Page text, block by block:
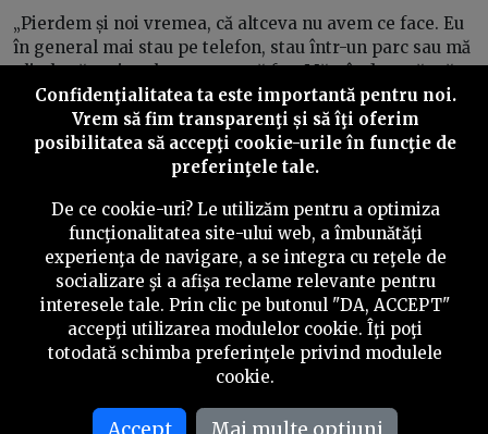
„Pierdem și noi vremea, că altceva nu avem ce face. Eu
în general mai stau pe telefon, stau într-un parc sau mă
plimb, că mai mult nu am ce să fac. Mă gândesc să mă
apuc de sală, ca să îmi mai ocup timpul”, îmi spune
Monica, o tânără care visează să studieze la București. I-
ar plăcea să meargă la Facultatea de Drept sau la
Confidenţialitatea ta este importantă pentru noi.
Vrem să fim transparenţi și să îţi oferim
posibilitatea să accepţi cookie-urile în funcţie de
preferinţele tale.
De ce cookie-uri? Le utilizăm pentru a optimiza
funcţionalitatea site-ului web, a îmbunătăţi
experienţa de navigare, a se integra cu reţele de
socializare şi a afişa reclame relevante pentru
interesele tale. Prin clic pe butonul "DA, ACCEPT"
accepţi utilizarea modulelor cookie. Îţi poţi
totodată schimba preferinţele privind modulele
cookie.